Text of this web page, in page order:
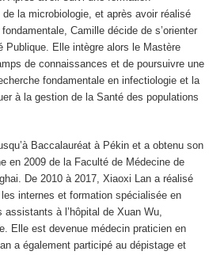
la microbiologie, et après avoir réalisé
Camille décide de s’orienter
Publique. Elle intègre alors le Mastère
de connaissances et de poursuivre une
fondamentale en infectiologie et la
à la gestion de la Santé des populations
Baccalauréat à Pékin et a obtenu son
en 2009 de la Faculté de Médecine de
De 2010 à 2017, Xiaoxi Lan a réalisé
internes et formation spécialisée en
assistants à l’hôpital de Xuan Wu,
Elle est devenue médecin praticien en
a également participé au dépistage et